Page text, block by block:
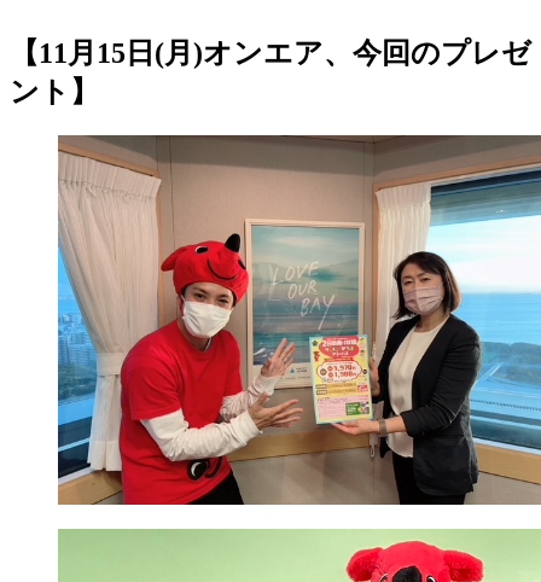
【11月15日(月)オンエア、今回のプレゼ
ント】